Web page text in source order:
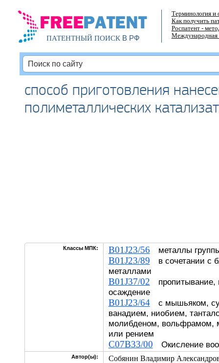
ПАТЕНТНЫЙ ПОИСКВ РФ
Терминология и
Как получить
Роспатент -
Международная
способ приготовления
полиметаллических
Классы МПК: B01J23/56 металлы
B01J23/89 в сочетании с
металлами
B01J37/02 пропитывание,
осаждение
B01J23/64с мышьяком,
ванадием, ниобием,
молибденом, вольфрамом,
или рением
C07B33/00 Окисление
Автор(ы):
Собянин Владимир